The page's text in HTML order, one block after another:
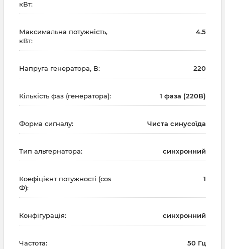
кВт:
Максимальна потужність,
кВт:
4.5
Напруга генератора, В: 220
Кількість фаз (генератора): 1 фаза (220В)
Форма сигналу: Чиста синусоїда
Тип альтернатора: синхронний
Коефіцієнт потужності (cos
Ф):
1
Конфігурація: синхронний
Частота: 50 Гц